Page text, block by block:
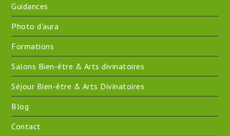
Guidances
Photo d’aura
Formations
Salons Bien-être & Arts divinatoires
Séjour Bien-être & Arts Divinatoires
Blog
Contact